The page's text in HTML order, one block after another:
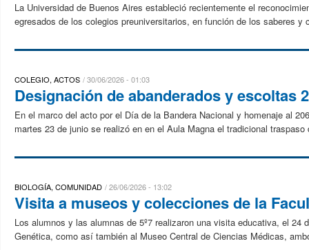
La Universidad de Buenos Aires estableció recientemente el
egresados de los colegios preuniversitarios, en función de los saberes y
COLEGIO, ACTOS 30/06/2026 - 01:03
Designación de abanderados y escoltas
En el marco del acto por el Día de la Bandera Nacional y homenaje al
martes 23 de junio se realizó en en el Aula Magna el tradicional
BIOLOGÍA, COMUNIDAD 26/06/2026 - 13:02
Visita a museos y colecciones de la
Los alumnos y las alumnas de 5º7 realizaron una visita educativa, el
Genética, como así también al Museo Central de Ciencias Médicas,